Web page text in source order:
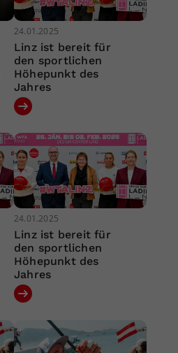
24.01.2025
Linz ist bereit für
den sportlichen
Höhepunkt des
Jahres
24.01.2025
Linz ist bereit für
den sportlichen
Höhepunkt des
Jahres